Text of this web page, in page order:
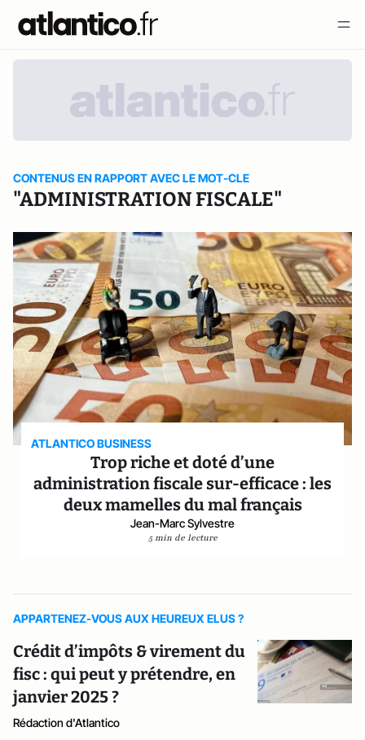
CONTENUS EN RAPPORT AVEC LE MOT-CLE
"ADMINISTRATION FISCALE"
ATLANTICO BUSINESS
Trop riche et doté d’une
administration fiscale sur-efficace : les
deux mamelles du mal français
Jean-Marc Sylvestre
5 min de lecture
APPARTENEZ-VOUS AUX HEUREUX ELUS ?
Crédit d’impôts & virement du
fisc : qui peut y prétendre, en
janvier 2025 ?
Rédaction d'Atlantico